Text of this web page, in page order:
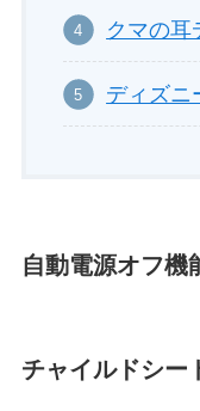
クマの耳
ディズニ
自動電源オフ機
チャイルドシー